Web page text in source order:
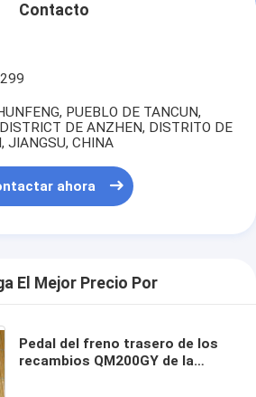
Contacto
PUEBLO DE TANCUN,
DE ANZHEN, DISTRITO DE
JIANGSU, CHINA
ahora
El Mejor Precio Por
Pedal del freno trasero de los
recambios QM200GY de la